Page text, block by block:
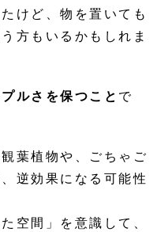
けど、物を置いても
方もいるかもしれま
ルさを保つこと で
葉植物や、ごちゃご
逆効果になる可能性
空間」を意識して、